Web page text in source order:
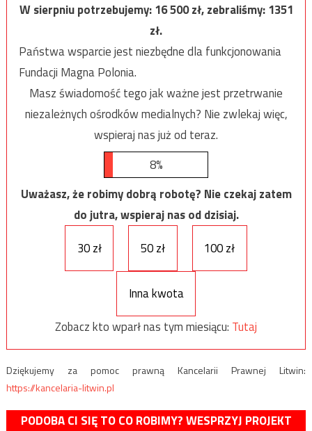
W sierpniu potrzebujemy:16 500zł, zebraliśmy:1351
zł.
Państwa wsparcie jest niezbędne dla funkcjonowania
Fundacji Magna Polonia.
Masz świadomość tego jak ważne jest przetrwanie
niezależnych ośrodków medialnych? Nie zwlekaj więc,
wspieraj nas już od teraz.
8%
Uważasz, że robimy dobrą robotę? Nie czekaj zatem
do jutra, wspieraj nas od dzisiaj.
30 zł
50 zł 100 zł
Inna kwota
Zobacz kto wparł nas tym miesiącu: Tutaj
Dziękujemy za pomoc prawną Kancelarii Prawnej Litwin:
https://kancelaria-litwin.pl
PODOBA CI SIĘ TO CO ROBIMY? WESPRZYJ PROJEKT